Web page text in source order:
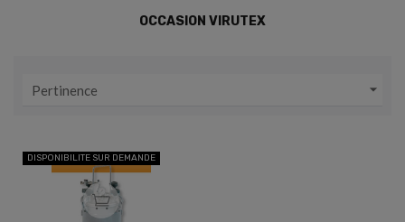
OCCASION VIRUTEX
Pertinence 
DISPONIBILITE SUR DEMANDE